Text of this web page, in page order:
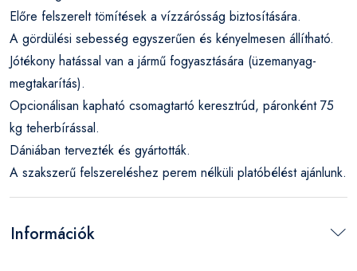
Előre felszerelt tömítések a vízzárósság biztosítására.
A gördülési sebesség egyszerűen és kényelmesen állítható.
Jótékony hatással van a jármű fogyasztására (üzemanyag-
megtakarítás).
Opcionálisan kapható csomagtartó keresztrúd, páronként 75
kg teherbírással.
Dániában tervezték és gyártották.
A szakszerű felszereléshez perem nélküli platóbélést ajánlunk.
Információk